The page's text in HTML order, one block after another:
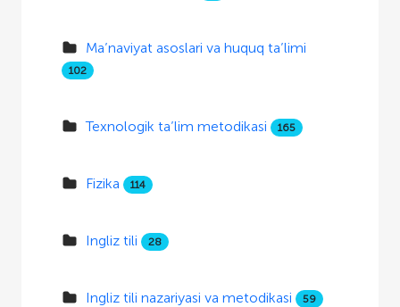
Ma’naviyat asoslari va huquq ta’limi
102
Texnologik ta’lim metodikasi 165
Fizika 114
Ingliz tili 28
Ingliz tili nazariyasi va metodikasi 59